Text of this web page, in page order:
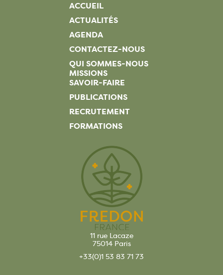
ACCUEIL
ACTUALITÉS
AGENDA
CONTACTEZ-NOUS
QUI SOMMES-NOUS
MISSIONS
SAVOIR-FAIRE
PUBLICATIONS
RECRUTEMENT
FORMATIONS
11 rue Lacaze
75014 Paris
+33(0)1 53 83 71 73